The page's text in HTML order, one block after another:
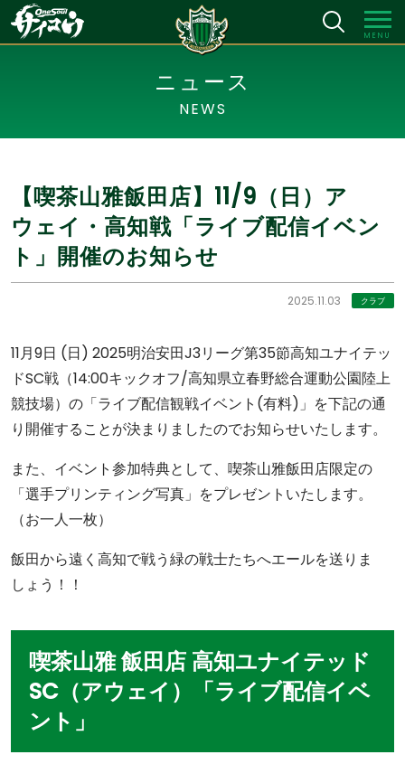
MENU
ニュース
NEWS
【喫茶山雅飯田店】11/9（日）ア
ウェイ・高知戦「ライブ配信イベン
ト」開催のお知らせ
2025.11.03 クラブ
11月9日 (日) 2025明治安田J3リーグ第35節高知ユナイテッ
ドSC戦（14:00キックオフ/高知県立春野総合運動公園陸上
競技場）の「ライブ配信観戦イベント(有料)」を下記の通
り開催することが決まりましたのでお知らせいたします。
また、イベント参加特典として、喫茶山雅飯田店限定の
「選手プリンティング写真」をプレゼントいたします。
（お一人一枚）
飯田から遠く高知で戦う緑の戦士たちへエールを送りま
しょう！！
喫茶山雅 飯田店 高知ユナイテッド
SC（アウェイ）「ライブ配信イベ
ント」